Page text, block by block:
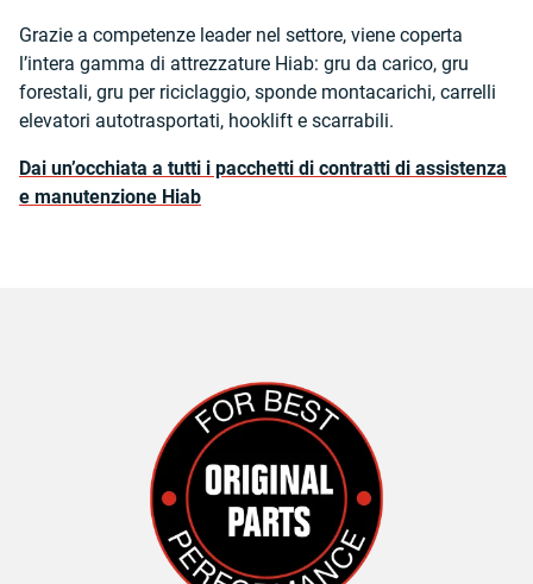
Grazie a competenze leader nel settore, viene coperta
l’intera gamma di attrezzature Hiab: gru da carico, gru
forestali, gru per riciclaggio, sponde montacarichi, carrelli
elevatori autotrasportati, hooklift e scarrabili.
Dai un’occhiata a tutti i pacchetti di contratti di assistenza
e manutenzione Hiab